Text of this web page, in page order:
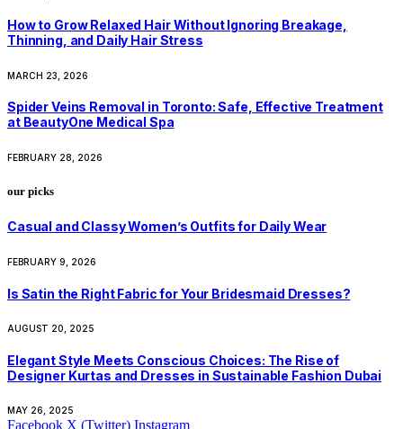
How to Grow Relaxed Hair Without Ignoring Breakage,
Thinning, and Daily Hair Stress
MARCH 23, 2026
Spider Veins Removal in Toronto: Safe, Effective Treatment
at BeautyOne Medical Spa
FEBRUARY 28, 2026
our picks
Casual and Classy Women’s Outfits for Daily Wear
FEBRUARY 9, 2026
Is Satin the Right Fabric for Your Bridesmaid Dresses?
AUGUST 20, 2025
Elegant Style Meets Conscious Choices: The Rise of
Designer Kurtas and Dresses in Sustainable Fashion Dubai
MAY 26, 2025
Facebook X (Twitter) Instagram